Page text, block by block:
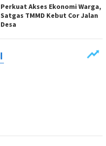
Perkuat Akses Ekonomi Warga,
Satgas TMMD Kebut Cor Jalan
Desa